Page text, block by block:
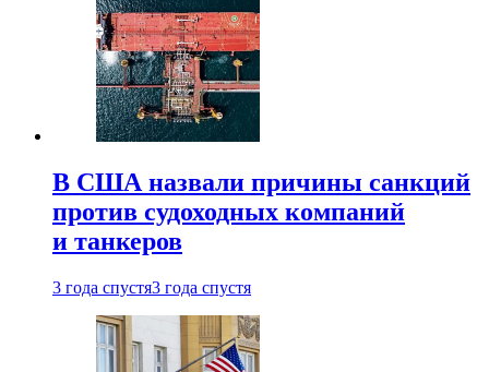
В США назвали причины санкций
против судоходных компаний
и танкеров
3 года спустя3 года спустя